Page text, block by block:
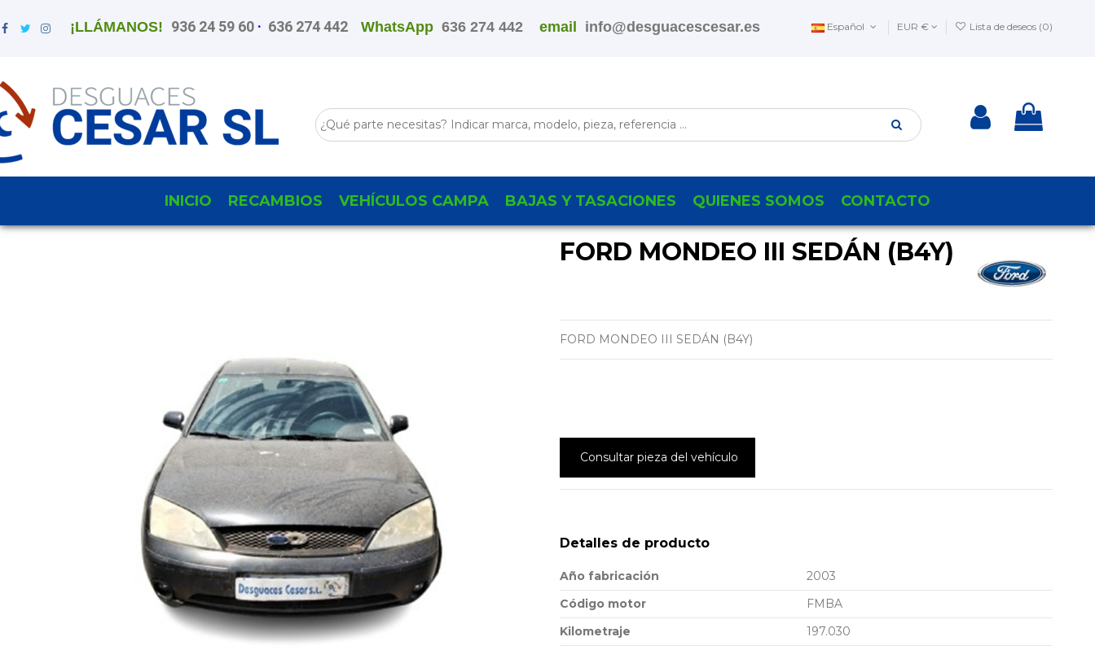
¡LLÁMANOS! 936 24 59 60 · 636 274 442 WhatsApp636 274 442 email info@desguacescesar.es Español EUR € Lista de deseos (0)
INICIO RECAMBIOS VEHÍCULOS CAMPA BAJAS Y TASACIONES QUIENES SOMOS CONTACTO
FORD MONDEO III SEDÁN (B4Y)
FORD MONDEO III SEDÁN (B4Y)
Consultar pieza del vehículo
Detalles de producto
Año fabricación
2003
Código motor
FMBA
Kilometraje
197.030